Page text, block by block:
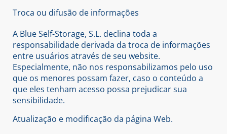
Troca ou difusão de informações
A Blue Self-Storage, S.L. declina toda a
responsabilidade derivada da troca de informações
entre usuários através de seu website.
Especialmente, não nos responsabilizamos pelo uso
que os menores possam fazer, caso o conteúdo a
que eles tenham acesso possa prejudicar sua
sensibilidade.
Atualização e modificação da página Web.